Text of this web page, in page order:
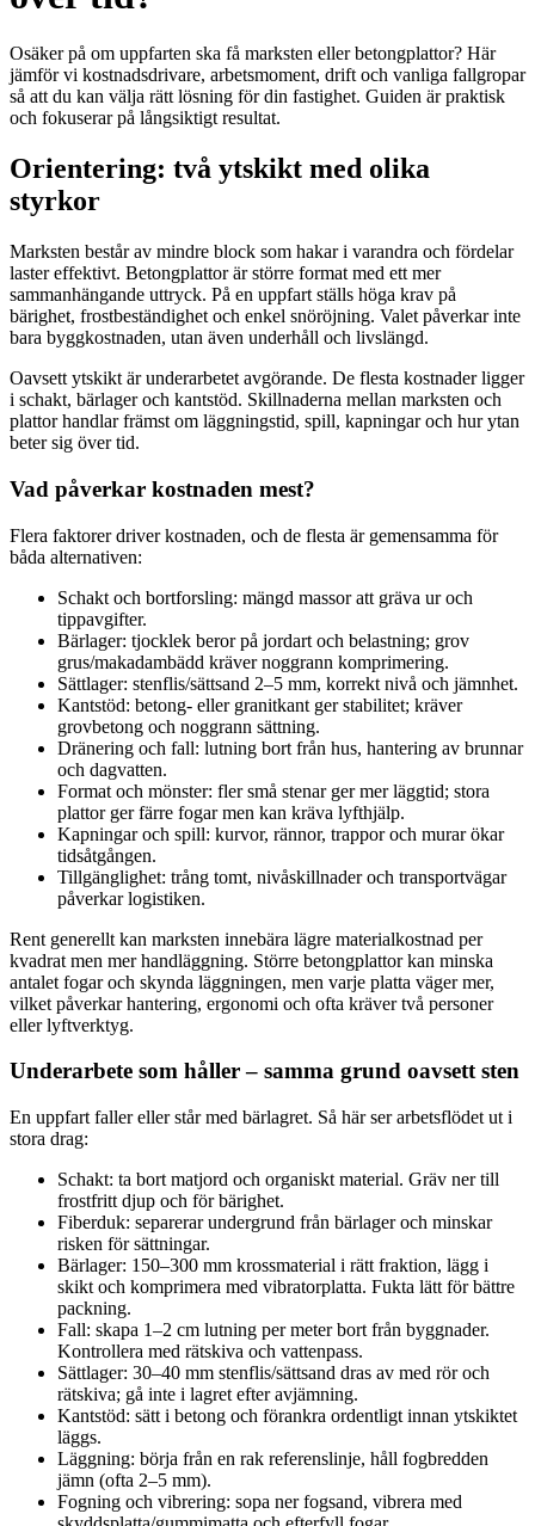
Osäker på om uppfarten ska få marksten eller betongplattor? Här
jämför vi kostnadsdrivare, arbetsmoment, drift och vanliga fallgropar
så att du kan välja rätt lösning för din fastighet. Guiden är praktisk
och fokuserar på långsiktigt resultat.
Orientering: två ytskikt med olika
styrkor
Marksten består av mindre block som hakar i varandra och fördelar
laster effektivt. Betongplattor är större format med ett mer
sammanhängande uttryck. På en uppfart ställs höga krav på
bärighet, frostbeständighet och enkel snöröjning. Valet påverkar inte
bara byggkostnaden, utan även underhåll och livslängd.
Oavsett ytskikt är underarbetet avgörande. De flesta kostnader ligger
i schakt, bärlager och kantstöd. Skillnaderna mellan marksten och
plattor handlar främst om läggningstid, spill, kapningar och hur ytan
beter sig över tid.
Vad påverkar kostnaden mest?
Flera faktorer driver kostnaden, och de flesta är gemensamma för
båda alternativen:
Schakt och bortforsling: mängd massor att gräva ur och
tippavgifter.
Bärlager: tjocklek beror på jordart och belastning; grov
grus/makadambädd kräver noggrann komprimering.
Sättlager: stenflis/sättsand 2–5 mm, korrekt nivå och jämnhet.
Kantstöd: betong- eller granitkant ger stabilitet; kräver
grovbetong och noggrann sättning.
Dränering och fall: lutning bort från hus, hantering av brunnar
och dagvatten.
Format och mönster: fler små stenar ger mer läggtid; stora
plattor ger färre fogar men kan kräva lyfthjälp.
Kapningar och spill: kurvor, rännor, trappor och murar ökar
tidsåtgången.
Tillgänglighet: trång tomt, nivåskillnader och transportvägar
påverkar logistiken.
Rent generellt kan marksten innebära lägre materialkostnad per
kvadrat men mer handläggning. Större betongplattor kan minska
antalet fogar och skynda läggningen, men varje platta väger mer,
vilket påverkar hantering, ergonomi och ofta kräver två personer
eller lyftverktyg.
Underarbete som håller – samma grund oavsett sten
En uppfart faller eller står med bärlagret. Så här ser arbetsflödet ut i
stora drag:
Schakt: ta bort matjord och organiskt material. Gräv ner till
frostfritt djup och för bärighet.
Fiberduk: separerar undergrund från bärlager och minskar
risken för sättningar.
Bärlager: 150–300 mm krossmaterial i rätt fraktion, lägg i
skikt och komprimera med vibratorplatta. Fukta lätt för bättre
packning.
Fall: skapa 1–2 cm lutning per meter bort från byggnader.
Kontrollera med rätskiva och vattenpass.
Sättlager: 30–40 mm stenflis/sättsand dras av med rör och
rätskiva; gå inte i lagret efter avjämning.
Kantstöd: sätt i betong och förankra ordentligt innan ytskiktet
läggs.
Läggning: börja från en rak referenslinje, håll fogbredden
jämn (ofta 2–5 mm).
Fogning och vibrering: sopa ner fogsand, vibrera med